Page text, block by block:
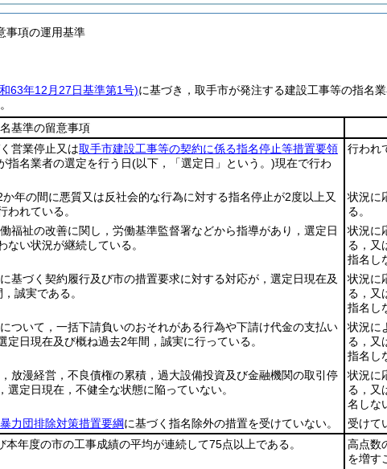
事項の運用基準
63年12月27日基準第1号)に基づき，取手市が発注する建設工事等の指名
基準の留意事項
営業停止又は取手市建設工事等の契約に係る指名停止等措置要領
指名業者の選定を行う日(以下，「選定日」という。)現在で行わ
行われ
か年の間に悪質又は反社会的な行為に対する指名停止が2度以上又
われている。
状況に
る。
福祉の改善に関し，労働基準監督署などから指導があり，選定日
ない状況が継続している。
状況に
る，又
指名し
基づく契約履行及び市の措置要求に対する対応が，選定日現在及
誠実である。
状況に
る，又
指名し
ついて，一括下請負いのおそれがある行為や下請け代金の支払い
定日現在及び概ね過去2年間，誠実に行っている。
状況に
る，又
指名し
放漫経営，不良債権の累積，過大設備投資及び金融機関の取引停
選定日現在，不健全な状態に陥っていない。
状況に
る，又
名しな
力団排除対策措置要綱に基づく指名除外の措置を受けていない。
受けて
年度の市の工事成績の平均が連続して75点以上である。
高点数
を増す